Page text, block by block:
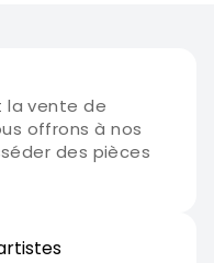
la vente de
offrons à nos
des pièces